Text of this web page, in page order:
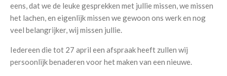
eens, dat we de leuke gesprekken met jullie missen, we missen
het lachen, en eigenlijk missen we gewoon ons werk en nog
veel belangrijker, wij missen jullie.
Iedereen die tot 27 april een afspraak heeft zullen wij
persoonlijk benaderen voor het maken van een nieuwe.